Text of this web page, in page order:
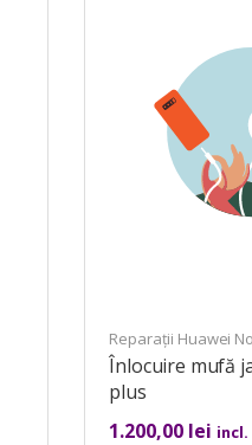
Reparații Huawei
Înlocuire mufă
plus
1.200,00 lei incl.